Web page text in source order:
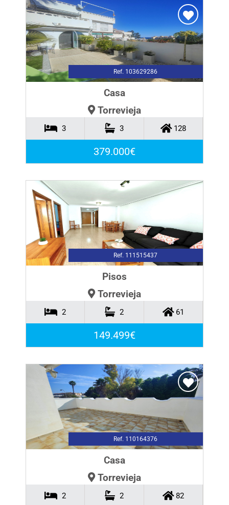
Ref. 103629286
Casa
Torrevieja
3 3 128
379.000€
Ref. 111515437
Pisos
Torrevieja
2 2 61
149.499€
Ref. 110164376
Casa
Torrevieja
2 2 82